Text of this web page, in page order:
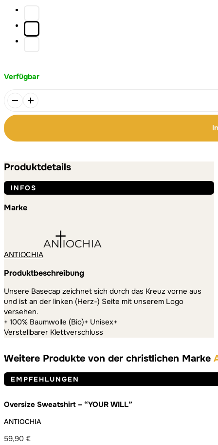
Verfügbar
Basecap
-
N°2"
Produktdetails
INFOS
Marke
ANTIOCHIA
Produktbeschreibung
Unsere Basecap zeichnet sich durch das Kreuz vorne aus
und ist an der linken (Herz-) Seite mit unserem Logo
versehen.
+ 100% Baumwolle (Bio)+ Unisex+
Verstellbarer Klettverschluss
Weitere Produkte von der christlichen Marke
EMPFEHLUNGEN
Oversize Sweatshirt – “YOUR WILL”
ANTIOCHIA
59,90 €